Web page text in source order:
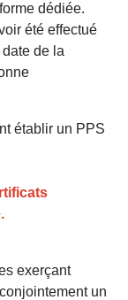
dédiée.
été effectué
de la
établir un PPS
exerçant
un